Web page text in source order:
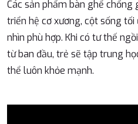
Các sản phẩm bàn ghế
triển hệ cơ xương, cột sống
nhìn phù hợp. Khi có tư thế
từ ban đầu, trẻ sẽ tập trung
thể luôn khỏe mạnh.